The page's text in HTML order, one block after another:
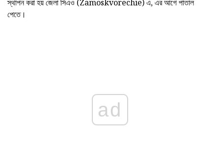
স্থাপন করা হয় জেলা সিএও (Zamoskvorechie) এ, এর আগে পাতাল
পেতে।
ad